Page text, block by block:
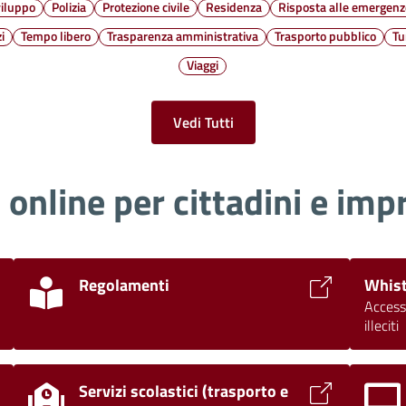
Polizia Protezione civile Residenza
Risposta alle
Tempo libero Trasparenza amministrativa Trasporto pubblico
Viaggi
Vedi Tutti
per cittadini e
Regolamenti
illeciti
Servizi scolastici (trasporto e